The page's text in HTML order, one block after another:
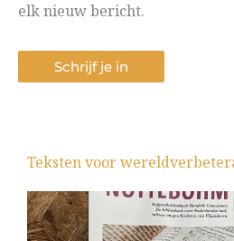
elk nieuw bericht.
Schrijf je in
Teksten voor
Pagina
Pagina